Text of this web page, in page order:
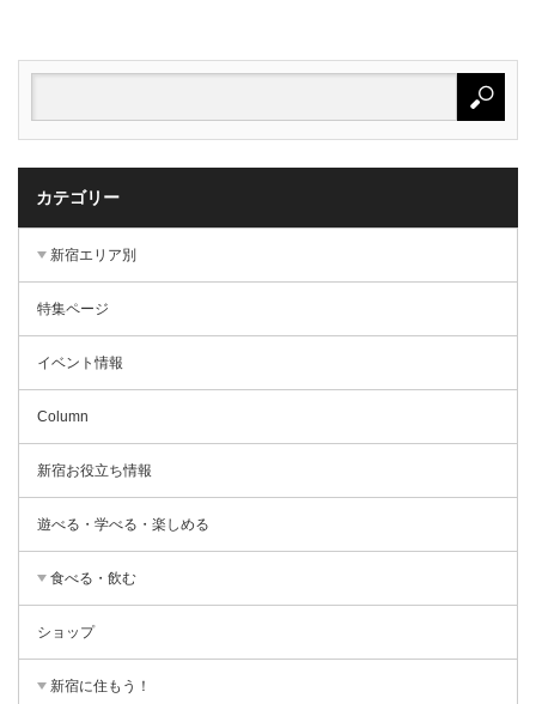
カテゴリー
新宿エリア別
特集ページ
イベント情報
Column
新宿お役立ち情報
遊べる・学べる・楽しめる
食べる・飲む
ショップ
新宿に住もう！